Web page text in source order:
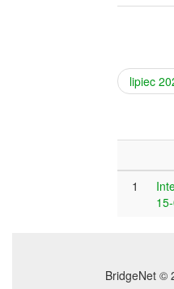
lipiec
1
BridgeNet ©